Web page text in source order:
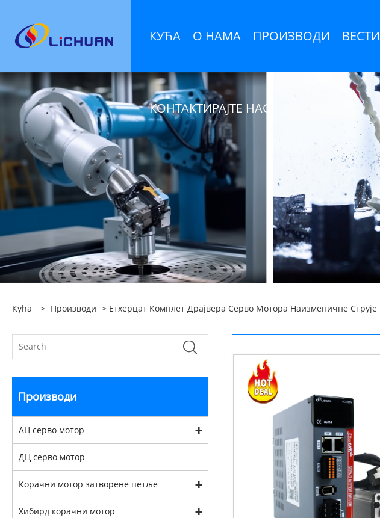
КУЋА О НАМА ПРОИЗВОДИ ВЕСТИ
КОНТАКТИРАЈТЕ НАС
Кућа > Производи > Етхерцат Комплет Драјвера Серво Мотора Наизменичне Струје
Производи
АЦ серво мотор
ДЦ серво мотор
Корачни мотор затворене петље
Хибирд корачни мотор